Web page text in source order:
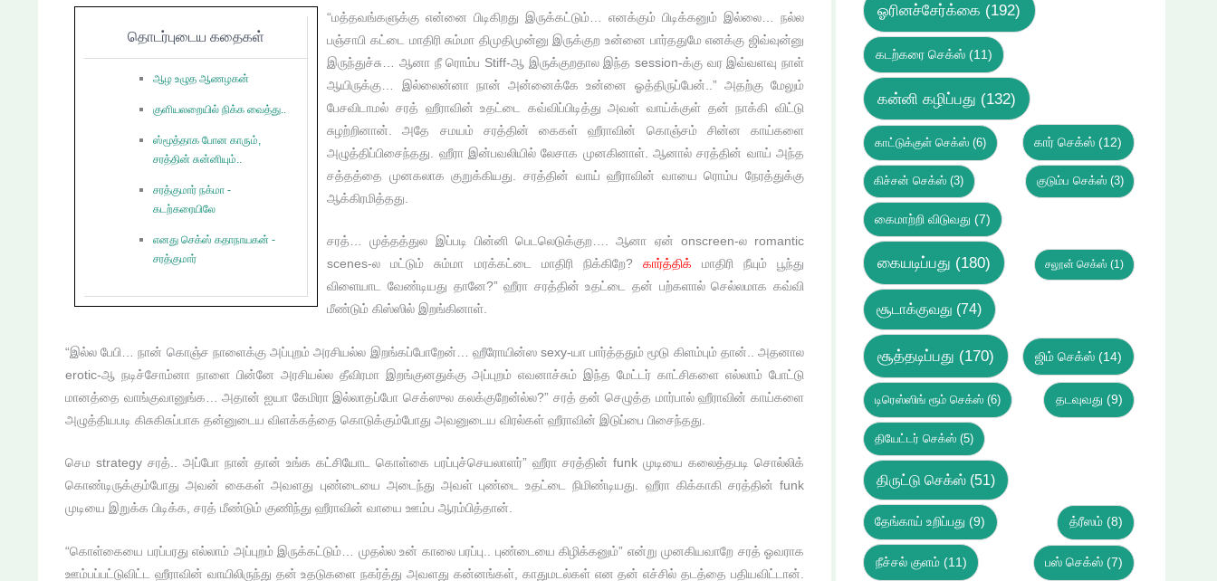
தொடர்புடைய கதைகள்
ஆழ உழுத ஆணழகன்
குளியலறையில் நிக்க வைத்து..
ஸ்மூத்தாக போன காரும்,
சரத்தின் சுன்னியும்..
சரத்குமார் நக்மா -
கடற்கரையிலே
எனது செக்ஸ் கதாநாயகன் -
சரத்குமார்
“மத்தவங்களுக்கு என்னை பிடிகிறது இருக்கட்டும்… எனக்கும் பிடிக்கனும் இல்லை… நல்ல
பஞ்சாபி கட்டை மாதிரி சும்மா திமுதிமுன்னு இருக்குற உன்னை பார்ததுமே எனக்கு ஜிவ்வுன்னு
இருந்துச்சு… ஆனா நீ ரொம்ப Stiff-ஆ இருக்குறதால இந்த session-க்கு வர இவ்வளவு நாள்
ஆயிருக்கு… இல்லைன்னா நான் அன்னைக்கே உன்னை ஓத்திருப்பேன்..” அதற்கு மேலும்
பேசவிடாமல் சரத் ஹீராவின் உதட்டை கவ்விப்பிடித்து அவள் வாய்க்குள் தன் நாக்கி விட்டு
சுழற்றினான். அதே சமயம் சரத்தின் கைகள் ஹீராவின் கொஞ்சம் சின்ன காய்களை
அழுத்திப்பிசைந்தது. ஹீரா இன்பவலியில் லேசாக முனகினாள். ஆனால் சரத்தின் வாய் அந்த
சத்தத்தை முனகலாக குறுக்கியது. சரத்தின் வாய் ஹீராவின் வாயை ரொம்ப நேரத்துக்கு
ஆக்கிரமித்தது.
சரத்… முத்தத்துல இப்படி பின்னி பெடலெடுக்குற…. ஆனா ஏன் onscreen-ல romantic
scenes-ல மட்டும் சும்மா மரக்கட்டை மாதிரி நிக்கிறே? கார்த்திக் மாதிரி நீயும் பூந்து
விளையாட வேண்டியது தானே?” ஹீரா சரத்தின் உதட்டை தன் பற்களால் செல்லமாக கவ்வி
மீண்டும் கிஸ்ஸில் இறங்கினாள்.
“இல்ல பேபி… நான் கொஞ்ச நாளைக்கு அப்புறம் அரசியல்ல இறங்கப்போறேன்… ஹீரோயின்ஸ sexy-யா பார்த்ததும் மூடு கிளம்பும் தான்.. அதனால
erotic-ஆ நடிச்சோம்னா நாளை பின்னே அரசியல்ல தீவிரமா இறங்குனதுக்கு அப்புறம் எவனாச்சும் இந்த மேட்டர் காட்சிகளை எல்லாம் போட்டு
மானத்தை வாங்குவானுங்க… அதான் ஐயா கேமிரா இல்லாதப்போ செக்ஸுல கலக்குறேன்ல்ல?” சரத் தன் செழுத்த மார்பால் ஹீராவின் காய்களை
அழுத்தியபடி கிசுகிசுப்பாக தன்னுடைய விளக்கத்தை கொடுக்கும்போது அவனுடைய விரல்கள் ஹீராவின் இடுப்பை பிசைந்தது.
செம strategy சரத்.. அப்போ நான் தான் உங்க கட்சியோட கொள்கை பரப்புச்செயலாளர்” ஹீரா சரத்தின் funk முடியை கலைத்தபடி சொல்லிக்
கொண்டிருக்கும்போது அவன் கைகள் அவளது புண்டையை அடைந்து அவள் புண்டை உதட்டை நிமிண்டியது. ஹீரா கிக்காகி சரத்தின் funk
முடியை இறுக்க பிடிக்க, சரத் மீண்டும் குணிந்து ஹீராவின் வாயை ஊம்ப ஆரம்பித்தான்.
“கொள்கையை பரப்பரது எல்லாம் அப்புறம் இருக்கட்டும்… முதல்ல உன் காலை பரப்பு.. புண்டையை கிழிக்கனும்” என்று முனகியவாறே சரத் ஓவராக
ஊம்பப்பட்டுவிட்ட ஹீராவின் வாயிலிருந்து தன் உதடுகளை நகர்த்து அவளது கன்னங்கள், காதுமடல்கள் என தன் எச்சில் தடத்தை பதியவிட்டான்.
ஓரினச்சேர்க்கை (192)
கடற்கரை செக்ஸ்(11)
கன்னி கழிப்பது (132)
காட்டுக்குள் செக்ஸ் (6) கார் செக்ஸ் (12)
கிச்சன் செக்ஸ் (3) குடும்ப செக்ஸ்(3)
கைமாற்றி விடுவது (7)
கையடிப்பது (180) சலூன் செக்ஸ் (1)
சூடாக்குவது (74)
சூத்தடிப்பது (170) ஜிம் செக்ஸ் (14)
டிரெஸ்ஸிங் ரூம் செக்ஸ் (6) தடவுவது (9)
தியேட்டர் செக்ஸ்(5)
திருட்டு செக்ஸ் (51)
தேங்காய் உறிப்பது (9) த்ரீஸம்(8)
நீச்சல் குளம்(11) பஸ் செக்ஸ்(7)